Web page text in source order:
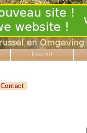
Fournil
Contact